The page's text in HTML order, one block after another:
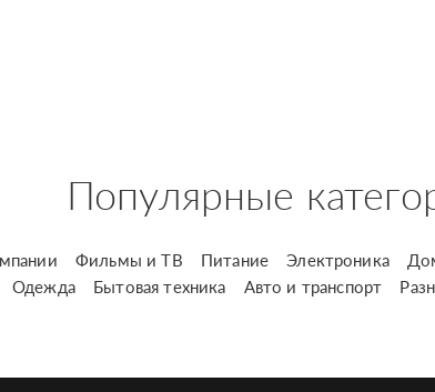
Популярные
Фильмы и ТВ Питание Электроника
Одежда Бытовая техника Авто и транспорт